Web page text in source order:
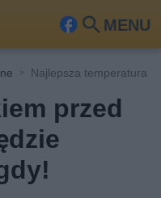
MENU
Fa
ook
Szu
Najlepsza temperatura
przed